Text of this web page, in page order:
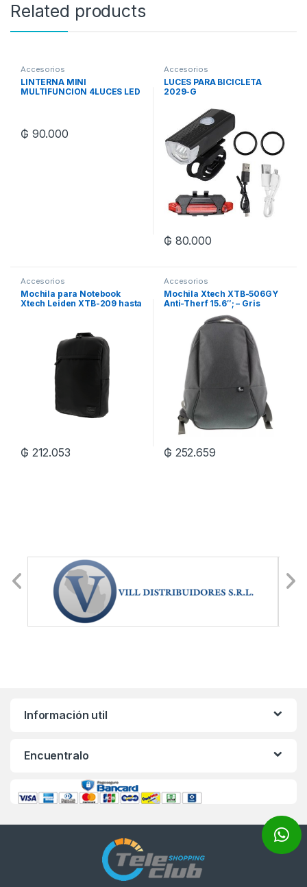
Related products
Accesorios
LINTERNA MINI
MULTIFUNCION 4LUCES LED
₲ 90.000
Accesorios
LUCES PARA BICICLETA
2029-G
₲ 80.000
Accesorios
Mochila para Notebook
Xtech Leiden XTB-209 hasta
₲ 212.053
Accesorios
Mochila Xtech XTB-506GY
Anti-Therf 15.6″; – Gris
₲ 252.659
Información util
Encuentralo